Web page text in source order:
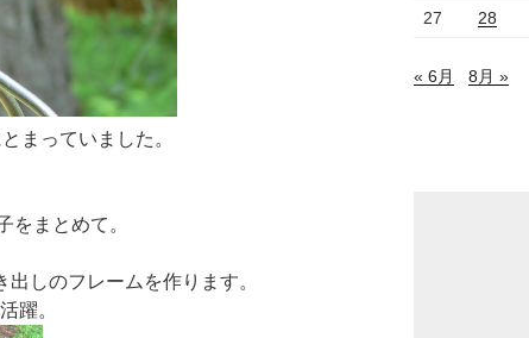
まっていました。
をまとめて。
しのフレームを作ります。
躍。
27 28
« 6月 8月 »